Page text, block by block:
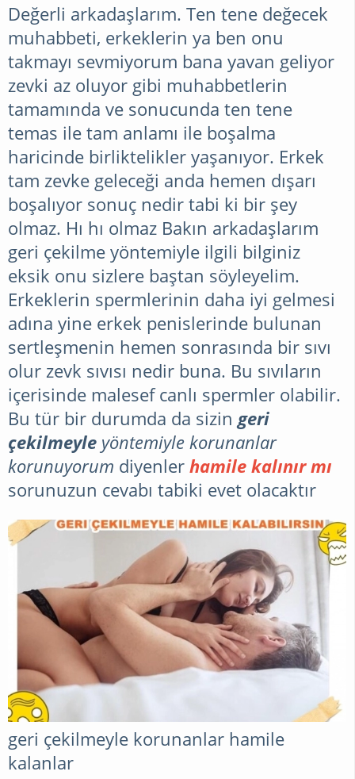
CILT
BAKIMI
DIYET
ÖRGÜ
MAGAZIN
MUTFAK
BILGILERI
PRATIK
BILGILER
SAÇ
BAKIMI
Değerli arkadaşlarım. Ten tene değecek
muhabbeti, erkeklerin ya ben onu
takmayı sevmiyorum bana yavan geliyor
zevki az oluyor gibi muhabbetlerin
tamamında ve sonucunda ten tene
temas ile tam anlamı ile boşalma
haricinde birliktelikler yaşanıyor. Erkek
tam zevke geleceği anda hemen dışarı
boşalıyor sonuç nedir tabi ki bir şey
olmaz. Hı hı olmaz Bakın arkadaşlarım
geri çekilme yöntemiyle ilgili bilginiz
eksik onu sizlere baştan söyleyelim.
Erkeklerin spermlerinin daha iyi gelmesi
adına yine erkek penislerinde bulunan
sertleşmenin hemen sonrasında bir sıvı
olur zevk sıvısı nedir buna. Bu sıvıların
içerisinde malesef canlı spermler olabilir.
Bu tür bir durumda da sizin geri
çekilmeyle yöntemiyle korunanlar
korunuyorum diyenlerhamile kalınır mı
sorunuzun cevabı tabiki evet olacaktır
geri çekilmeyle korunanlar hamile
kalanlar